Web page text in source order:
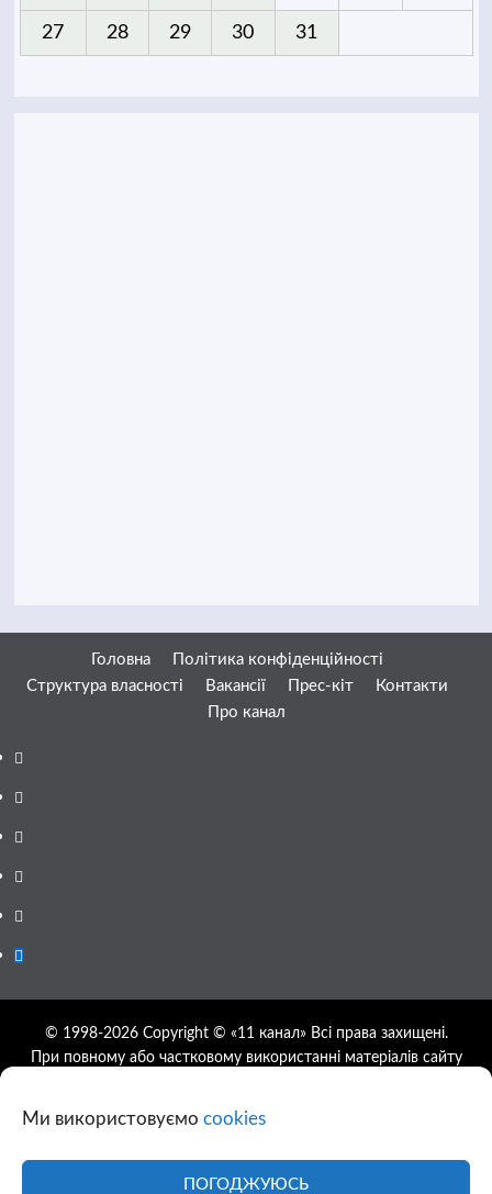
Ми використовуємо cookies
ПОГОДЖУЮСЬ
27 28 29 30 31
Головна
Політика конфіденційності
Структура власності
Вакансії Прес-кіт
Контакти
Про канал
Facebook
YouTube
Telegram
Instagram
Twitter
Google
© 1998-2026 Copyright © «11 канал» Всі права захищені.
При повному або частковому використанні матеріалів сайту
дозволяється за умови посилання на джерело та прямого